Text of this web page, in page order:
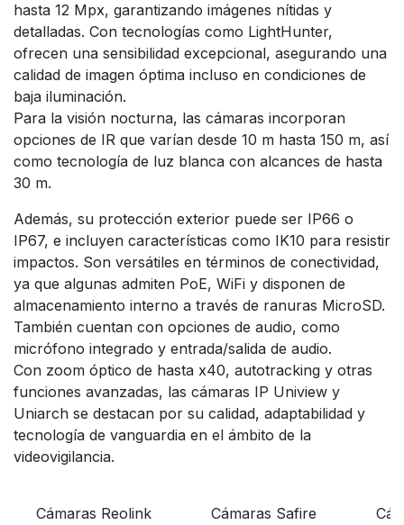
hasta 12 Mpx, garantizando imágenes nítidas y
detalladas. Con tecnologías como LightHunter,
ofrecen una sensibilidad excepcional, asegurando una
calidad de imagen óptima incluso en condiciones de
baja iluminación.
Para la visión nocturna, las cámaras incorporan
opciones de IR que varían desde 10 m hasta 150 m, así
como tecnología de luz blanca con alcances de hasta
30 m.
Además, su protección exterior puede ser IP66 o
IP67, e incluyen características como IK10 para resistir
impactos. Son versátiles en términos de conectividad,
ya que algunas admiten PoE, WiFi y disponen de
almacenamiento interno a través de ranuras MicroSD.
También cuentan con opciones de audio, como
micrófono integrado y entrada/salida de audio.
Con zoom óptico de hasta x40, autotracking y otras
funciones avanzadas, las cámaras IP Uniview y
Uniarch se destacan por su calidad, adaptabilidad y
tecnología de vanguardia en el ámbito de la
videovigilancia.
Cámaras Reolink Cámaras Safire